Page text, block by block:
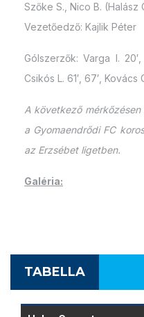
Szőke S., Nico B. (Halász
Vezetőedző: Kajlik Péter
Gólszerzők: Varga I.
Csikós L. 61′, 67′, Kovács
A következő mérkőzésen
a Gyomaendrődi FC
az Erzsébet ligetben.
Galéria:
TABELLA